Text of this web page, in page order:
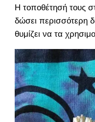
Η τοποθέτησή τους
δώσει περισσότερη
θυμίζει να τα